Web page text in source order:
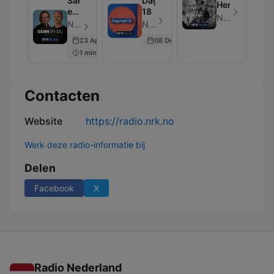
er
duNRK - Aflevering 5
23 Apr 2024
1 min
18
NRK - Aflevering 3
08 Dec 2025
NRK
Contacten
Website https://radio.nrk.no
Werk deze radio-informatie bij
Delen
Facebook X
Radio Nederland